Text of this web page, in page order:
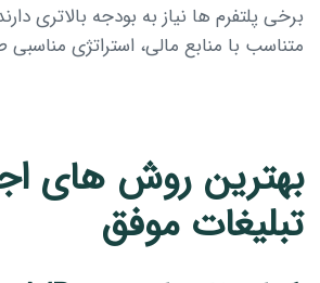
برخی پلتفرم ها نیاز به بودجه بالاتری
متناسب با منابع مالی، استراتژی
بهترین روش های
تبلیغات موفق